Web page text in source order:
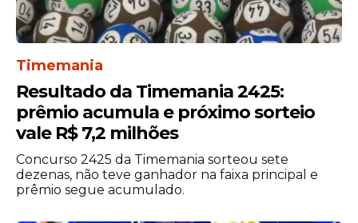
Timemania
Resultado da Timemania 2425:
prêmio acumula e próximo sorteio
vale R$ 7,2 milhões
Concurso 2425 da Timemania sorteou sete
dezenas, não teve ganhador na faixa principal e
prêmio segue acumulado.